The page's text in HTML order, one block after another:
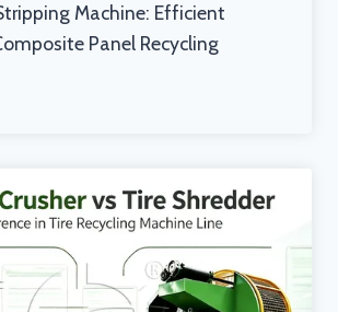
Machine: Efficient
Panel Recycling